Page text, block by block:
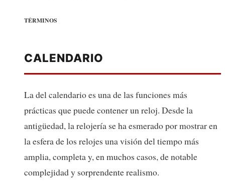
TÉRMINOS
CALENDARIO
La del calendario es una de las funciones más
prácticas que puede contener un reloj. Desde la
antigüedad, la relojería se ha esmerado por mostrar en
la esfera de los relojes una visión del tiempo más
amplia, completa y, en muchos casos, de notable
complejidad y sorprendente realismo.